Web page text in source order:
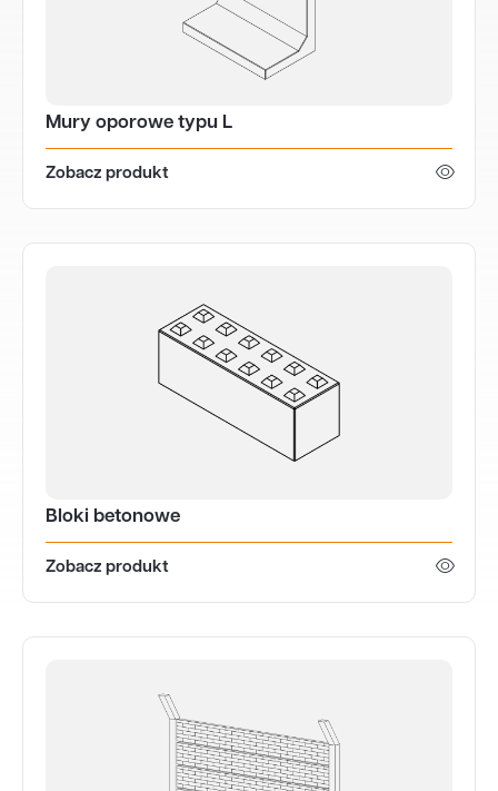
Mury oporowe typu L
Zobacz produkt
Bloki betonowe
Zobacz produkt